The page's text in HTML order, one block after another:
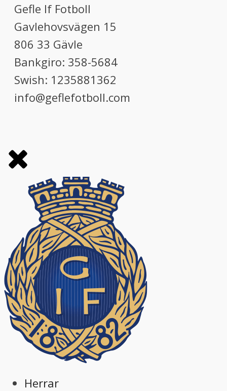
Gefle If Fotboll
Gavlehovsvägen 15
806 33 Gävle
Bankgiro: 358-5684
Swish: 1235881362
info@geflefotboll.com
Herrar